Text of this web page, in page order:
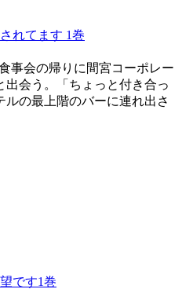
れてます 1巻
事会の帰りに間宮コーポレー
出会う。「ちょっと付き合っ
の最上階のバーに連れ出さ
です1巻